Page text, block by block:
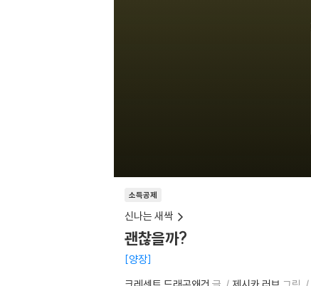
소득공제
신나는 새싹
괜찮을까?
양장